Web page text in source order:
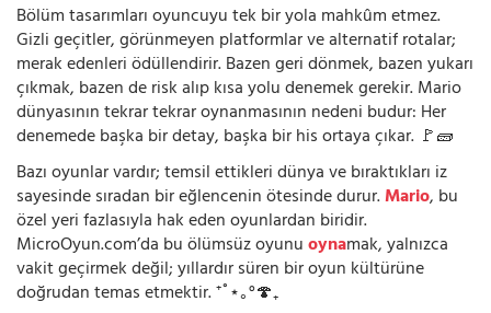
Bölüm tasarımları oyuncuyu tek bir yola mahkûm etmez.
Gizli geçitler, görünmeyen platformlar ve alternatif rotalar;
merak edenleri ödüllendirir. Bazen geri dönmek, bazen yukarı
çıkmak, bazen de risk alıp kısa yolu denemek gerekir. Mario
dünyasının tekrar tekrar oynanmasının nedeni budur: Her
denemede başka bir detay, başka bir his ortaya çıkar. 🚩🧱
Bazı oyunlar vardır; temsil ettikleri dünya ve bıraktıkları iz
sayesinde sıradan bir eğlencenin ötesinde durur.Mario, bu
özel yeri fazlasıyla hak eden oyunlardan biridir.
MicroOyun.com’da bu ölümsüz oyunuoynamak, yalnızca
vakit geçirmek değil; yıllardır süren bir oyun kültürüne
doğrudan temas etmektir. ⁺˚⋆｡°🍄₊